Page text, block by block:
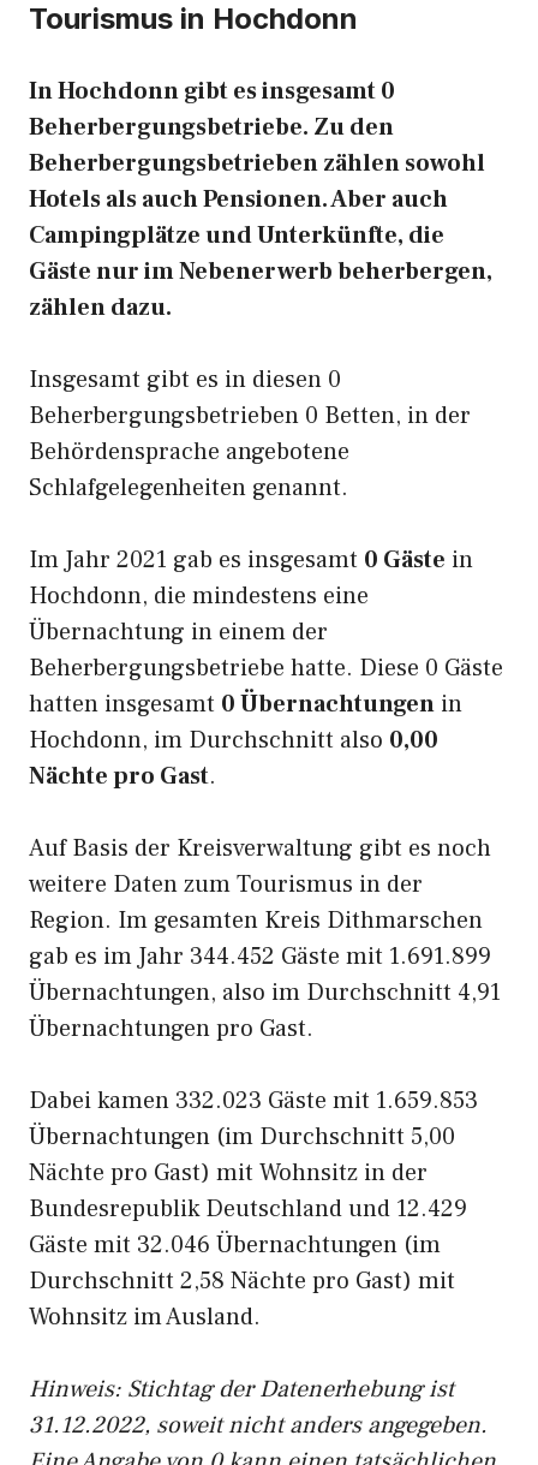
Tourismus in Hochdonn
In Hochdonn gibt es insgesamt 0
Beherbergungsbetriebe. Zu den
Beherbergungsbetrieben zählen sowohl
Hotels als auch Pensionen. Aber auch
Campingplätze und Unterkünfte, die
Gäste nur im Nebenerwerb beherbergen,
zählen dazu.
Insgesamt gibt es in diesen 0
Beherbergungsbetrieben 0 Betten, in der
Behördensprache angebotene
Schlafgelegenheiten genannt.
Im Jahr 2021 gab es insgesamt 0 Gäste in
Hochdonn, die mindestens eine
Übernachtung in einem der
Beherbergungsbetriebe hatte. Diese 0 Gäste
hatten insgesamt 0 Übernachtungen in
Hochdonn, im Durchschnitt also 0,00
Nächte pro Gast.
Auf Basis der Kreisverwaltung gibt es noch
weitere Daten zum Tourismus in der
Region. Im gesamten Kreis Dithmarschen
gab es im Jahr 344.452 Gäste mit 1.691.899
Übernachtungen, also im Durchschnitt 4,91
Übernachtungen pro Gast.
Dabei kamen 332.023 Gäste mit 1.659.853
Übernachtungen (im Durchschnitt 5,00
Nächte pro Gast) mit Wohnsitz in der
Bundesrepublik Deutschland und 12.429
Gäste mit 32.046 Übernachtungen (im
Durchschnitt 2,58 Nächte pro Gast) mit
Wohnsitz im Ausland.
Hinweis: Stichtag der Datenerhebung ist
31.12.2022, soweit nicht anders angegeben.